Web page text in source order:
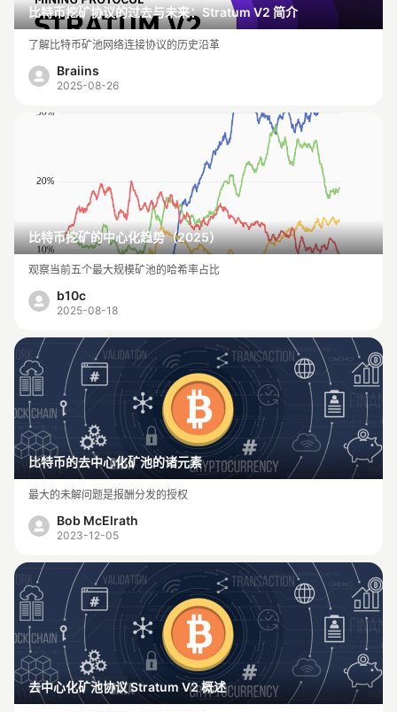
比特币挖矿协议的过去与未来：Stratum V2 简介
了解比特币矿池网络连接协议的历史沿革
Braiins
2025-08-26
比特币挖矿的中心化趋势（2025）
观察当前五个最大规模矿池的哈希率占比
b10c
2025-08-18
比特币的去中心化矿池的诸元素
最大的未解问题是报酬分发的授权
Bob McElrath
2023-12-05
去中心化矿池协议 Stratum V2 概述